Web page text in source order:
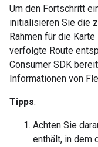
Um den Fortschritt
initialisieren Sie die
Rahmen für die
verfolgte Route
Consumer SDK
Informationen von
Tipps:
Achten Sie
enthält, in dem